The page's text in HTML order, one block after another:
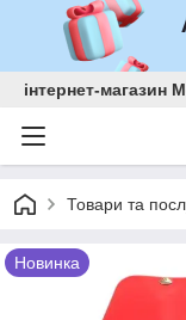
інтернет-магазин
Товари та
Новинка